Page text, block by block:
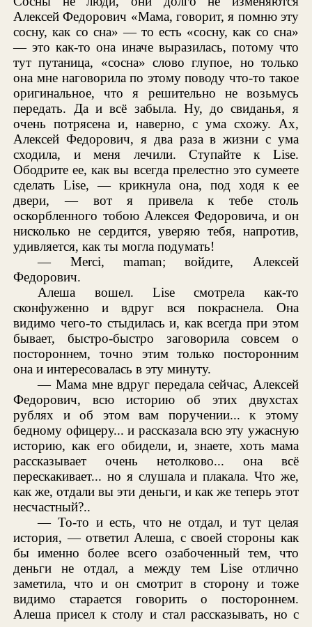
Алексей Федорович «Мама, говорит, я помню эту
сосну, как со сна» — то есть «сосну, как со сна»
— это как-то она иначе выразилась, потому что
тут путаница, «сосна» слово глупое, но только
она мне наговорила по этому поводу что-то такое
оригинальное, что я решительно не возьмусь
передать. Да и всё забыла. Ну, до свиданья, я
очень потрясена и, наверно, с ума схожу. Ах,
Алексей Федорович, я два раза в жизни с ума
сходила, и меня лечили. Ступайте к Lise.
Ободрите ее, как вы всегда прелестно это сумеете
сделать Lise, — крикнула она, под ходя к ее
двери, — вот я привела к тебе столь
оскорбленного тобою Алексея Федоровича, и он
нисколько не сердится, уверяю тебя, напротив,
удивляется, как ты могла подумать!
— Merci, maman; войдите, Алексей
Федорович.
Алеша вошел. Lise смотрела как-то
сконфуженно и вдруг вся покраснела. Она
видимо чего-то стыдилась и, как всегда при этом
бывает, быстро-быстро заговорила совсем о
постороннем, точно этим только посторонним
она и интересовалась в эту минуту.
— Мама мне вдруг передала сейчас, Алексей
Федорович, всю историю об этих двухстах
рублях и об этом вам поручении... к этому
бедному офицеру... и рассказала всю эту ужасную
историю, как его обидели, и, знаете, хоть мама
рассказывает очень нетолково... она всё
перескакивает... но я слушала и плакала. Что же,
как же, отдали вы эти деньги, и как же теперь этот
несчастный?..
— То-то и есть, что не отдал, и тут целая
история, — ответил Алеша, с своей стороны как
бы именно более всего озабоченный тем, что
деньги не отдал, а между тем Lise отлично
заметила, что и он смотрит в сторону и тоже
видимо старается говорить о постороннем.
Алеша присел к столу и стал рассказывать, но с